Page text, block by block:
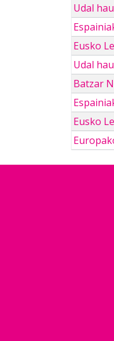
Udal
Eusko
Udal
Batzar
Eusko